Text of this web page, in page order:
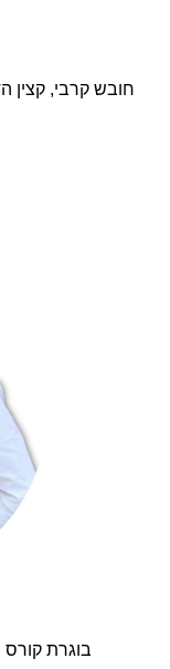
חובש קרבי, קצין
בוגרת